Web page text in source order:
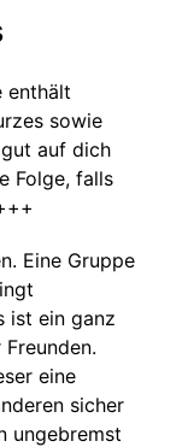
enthält
sowie
auf dich
Folge, falls
Eine Gruppe
ist ein ganz
eine
sicher
ungebremst